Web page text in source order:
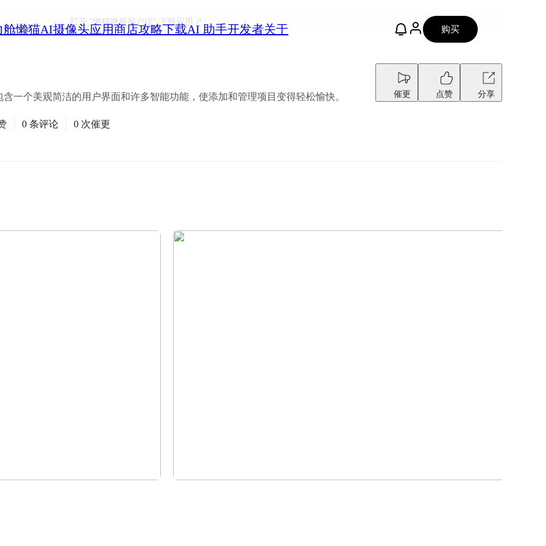
舱懒猫AI摄像头应用商店攻略下载AI 助手开发者关于 购买
打开 “懒猫微服客户端”下载应用
一个美观简洁的用户界面和许多智能功能，使添加和管理项目变得轻松愉快。 催更 点赞 分享
0 条评论 0 次催更